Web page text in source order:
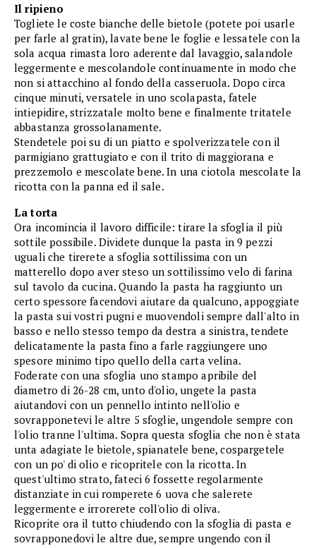
Il ripieno
Togliete le coste bianche delle bietole (potete poi usarle
per farle al gratin), lavate bene le foglie e lessatele con la
sola acqua rimasta loro aderente dal lavaggio, salandole
leggermente e mescolandole continuamente in modo che
non si attacchino al fondo della casseruola. Dopo circa
cinque minuti, versatele in uno scolapasta, fatele
intiepidire, strizzatale molto bene e finalmente tritatele
abbastanza grossolanamente.
Stendetele poi su di un piatto e spolverizzatele con il
parmigiano grattugiato e con il trito di maggiorana e
prezzemolo e mescolate bene. In una ciotola mescolate la
ricotta con la panna ed il sale.
La torta
Ora incomincia il lavoro difficile: tirare la sfoglia il più
sottile possibile. Dividete dunque la pasta in 9 pezzi
uguali che tirerete a sfoglia sottilissima con un
matterello dopo aver steso un sottilissimo velo di farina
sul tavolo da cucina. Quando la pasta ha raggiunto un
certo spessore facendovi aiutare da qualcuno, appoggiate
la pasta sui vostri pugni e muovendoli sempre dall'alto in
basso e nello stesso tempo da destra a sinistra, tendete
delicatamente la pasta fino a farle raggiungere uno
spesore minimo tipo quello della carta velina.
Foderate con una sfoglia uno stampo apribile del
diametro di 26-28 cm, unto d'olio, ungete la pasta
aiutandovi con un pennello intinto nell'olio e
sovrapponetevi le altre 5 sfoglie, ungendole sempre con
l'olio tranne l'ultima. Sopra questa sfoglia che non è stata
unta adagiate le bietole, spianatele bene, cospargetele
con un po' di olio e ricopritele con la ricotta. In
quest'ultimo strato, fateci 6 fossette regolarmente
distanziate in cui romperete 6 uova che salerete
leggermente e irrorerete coll'olio di oliva.
Ricoprite ora il tutto chiudendo con la sfoglia di pasta e
sovrapponedovi le altre due, sempre ungendo con il